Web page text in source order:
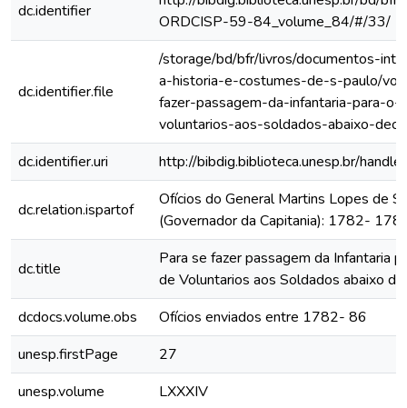
dc.identifier
ORDCISP-59-84_volume_84/#/33/
dc.identifier.file
/storage/bd/bfr/livros/documentos-
a-historia-e-costumes-de-s-paulo/
fazer-passagem-da-infantaria-para-
voluntarios-aos-soldados-abaixo-
dc.identifier.uri
http://bibdig.biblioteca.unesp.br/
dc.relation.ispartof
Ofícios do General Martins Lopes de
(Governador da Capitania): 1782-
dc.title
Para se fazer passagem da Infantaria
de Voluntarios aos Soldados abaixo
dcdocs.volume.obs
Ofícios enviados entre 1782- 86
unesp.firstPage
27
unesp.volume
LXXXIV